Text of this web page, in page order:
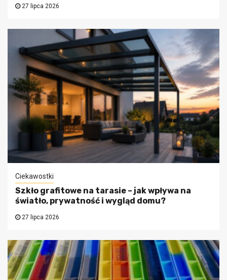
27 lipca 2026
Ciekawostki
Szkło grafitowe na tarasie – jak wpływa na
światło, prywatność i wygląd domu?
27 lipca 2026